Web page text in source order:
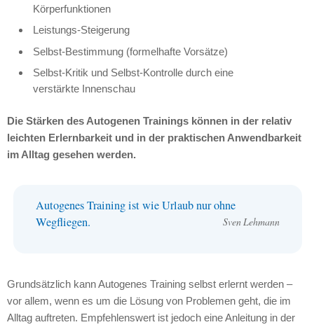
Körperfunktionen
Leistungs-Steigerung
Selbst-Bestimmung (formelhafte Vorsätze)
Selbst-Kritik und Selbst-Kontrolle durch eine
verstärkte Innenschau
Die Stärken des Autogenen Trainings können in der relativ
leichten Erlernbarkeit und in der praktischen Anwendbarkeit
im Alltag gesehen werden.
Autogenes Training ist wie Urlaub nur ohne
Wegfliegen.
Sven Lehmann
Grundsätzlich kann Autogenes Training selbst erlernt werden –
vor allem, wenn es um die Lösung von Problemen geht, die im
Alltag auftreten. Empfehlenswert ist jedoch eine Anleitung in der